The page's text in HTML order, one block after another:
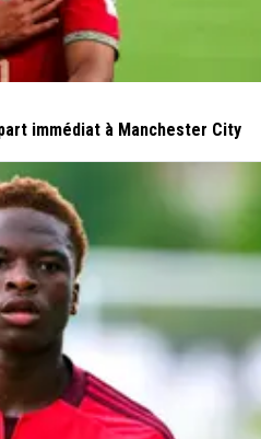
immédiat à Manchester City